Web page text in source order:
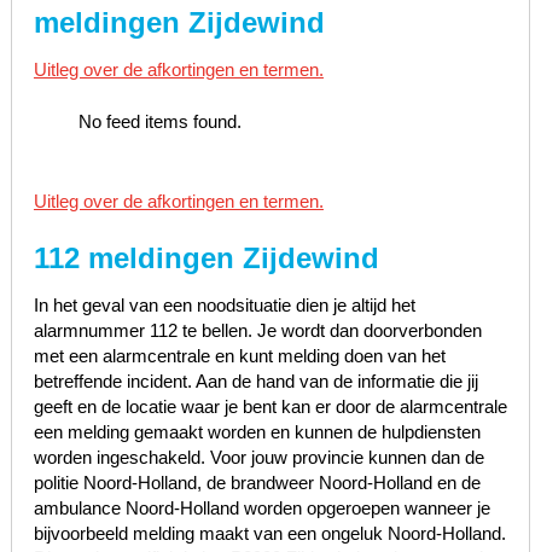
meldingen Zijdewind
Uitleg over de afkortingen en termen.
No feed items found.
Uitleg over de afkortingen en termen.
112 meldingen Zijdewind
In het geval van een noodsituatie dien je altijd het
alarmnummer 112 te bellen. Je wordt dan doorverbonden
met een alarmcentrale en kunt melding doen van het
betreffende incident. Aan de hand van de informatie die jij
geeft en de locatie waar je bent kan er door de alarmcentrale
een melding gemaakt worden en kunnen de hulpdiensten
worden ingeschakeld. Voor jouw provincie kunnen dan de
politie Noord-Holland, de brandweer Noord-Holland en de
ambulance Noord-Holland worden opgeroepen wanneer je
bijvoorbeeld melding maakt van een ongeluk Noord-Holland.